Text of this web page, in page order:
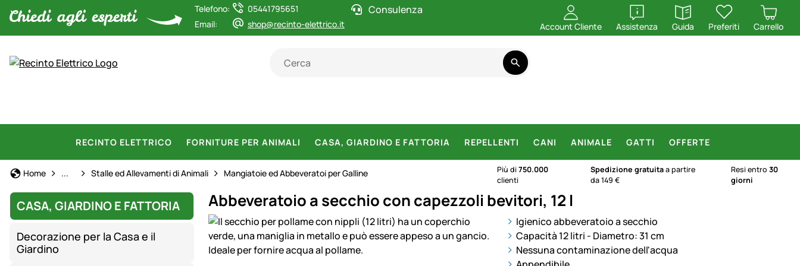
Telefono:
05441795651
Email:
shop@recinto-elettrico.it
Consulenza
Account Cliente Assistenza
apri
Guida
apri
Preferiti Carrello
RECINTO ELETTRICO FORNITURE PER ANIMALI CASA, GIARDINO E FATTORIA REPELLENTI CANI ANIMALE GATTI OFFERTE
Home Casa, Giardino e Fattoria
... Stalle ed Allevamenti di Animali Mangiatoie ed Abbeveratoi per Galline Più di750.000
clienti
Spedizione gratuitaa partire
da 149 €
Resi entro30
giorni
CASA, GIARDINO E FATTORIA
Decorazione per la Casa e il
Giardino
Abbeveratoio a secchio con capezzoli bevitori, 12 l
Galleria prodotti
Igienico abbeveratoio a secchio
Capacità 12 litri - Diametro: 31 cm
Nessuna contaminazione dell'acqua